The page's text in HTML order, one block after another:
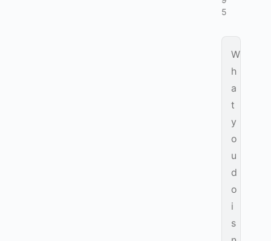
5
W
h
a
t
y
o
u
d
o
i
s